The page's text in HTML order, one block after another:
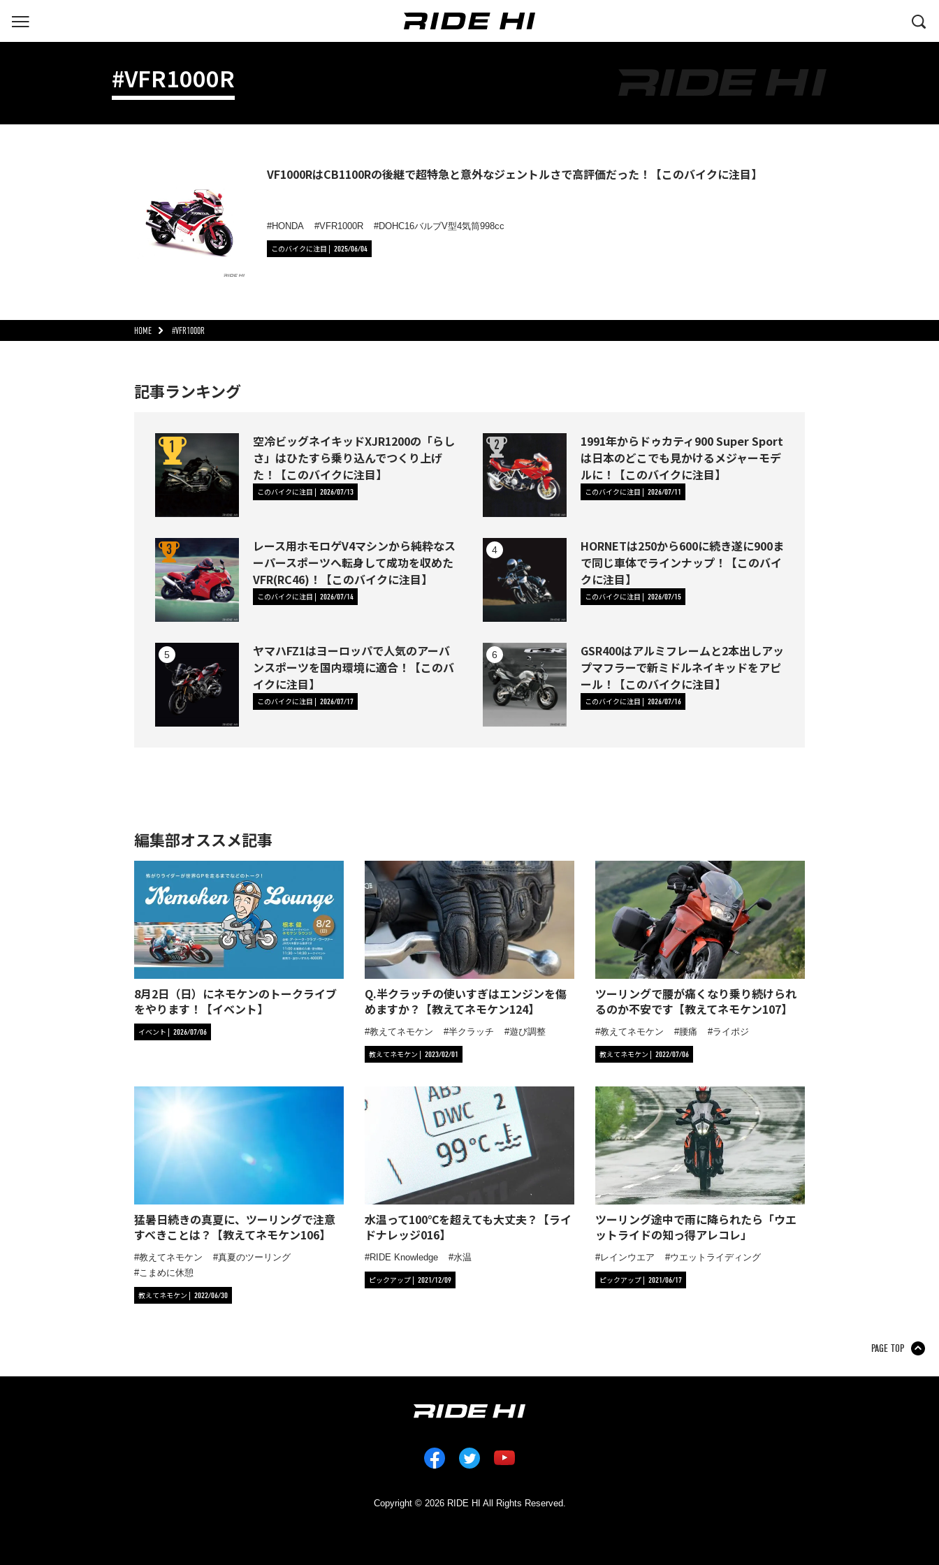
#VFR1000R
VF1000RはCB1100Rの後継で超特急と意外なジェントルさで高評価だった！【このバイクに注目】
HONDA VFR1000R DOHC16バルブV型4気筒998cc
このバイクに注目 2025/06/04
HOME #VFR1000R
記事ランキング
空冷ビッグネイキッドXJR1200の「らし
さ」はひたすら乗り込んでつくり上げ
た！【このバイクに注目】
このバイクに注目 2026/07/13
1991年からドゥカティ900 Super Sport
は日本のどこでも見かけるメジャーモデ
ルに！【このバイクに注目】
このバイクに注目 2026/07/11
レース用ホモロゲV4マシンから純粋なス
ーパースポーツへ転身して成功を収めた
VFR(RC46)！【このバイクに注目】
このバイクに注目 2026/07/14
HORNETは250から600に続き遂に900ま
で同じ車体でラインナップ！【このバイ
クに注目】
このバイクに注目 2026/07/15
ヤマハFZ1はヨーロッパで人気のアーバ
ンスポーツを国内環境に適合！【このバ
イクに注目】
このバイクに注目 2026/07/17
GSR400はアルミフレームと2本出しアッ
プマフラーで新ミドルネイキッドをアピ
ール！【このバイクに注目】
このバイクに注目 2026/07/16
編集部オススメ記事
8月2日（日）にネモケンのトークライブ
をやります！【イベント】
イベント 2026/07/06
Q.半クラッチの使いすぎはエンジンを傷
めますか？【教えてネモケン124】
教えてネモケン 半クラッチ 遊び調整
教えてネモケン 2023/02/01
ツーリングで腰が痛くなり乗り続けられ
るのか不安です【教えてネモケン107】
教えてネモケン 腰痛 ライポジ
教えてネモケン 2022/07/06
猛暑日続きの真夏に、ツーリングで注意
すべきことは？【教えてネモケン106】
教えてネモケン
真夏のツーリング
こまめに休憩
教えてネモケン 2022/06/30
水温って100℃を超えても大丈夫？【ライ
ドナレッジ016】
RIDE Knowledge 水温
ピックアップ 2021/12/09
ツーリング途中で雨に降られたら「ウエ
ットライドの知っ得アレコレ」
レインウエア ウエットライディング
ピックアップ 2021/06/17
Copyright © 2026 RIDE HI All Rights Reserved.
PAGE TOP